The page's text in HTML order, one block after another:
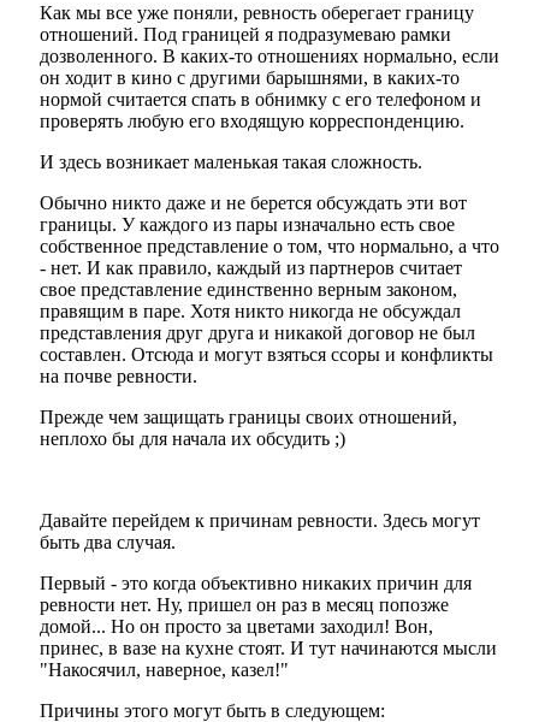
Как мы все уже поняли, ревность оберегает границу
отношений. Под границей я подразумеваю рамки
дозволенного. В каких-то отношениях нормально, если
он ходит в кино с другими барышнями, в каких-то
нормой считается спать в обнимку с его телефоном и
проверять любую его входящую корреспонденцию.
И здесь возникает маленькая такая сложность.
Обычно никто даже и не берется обсуждать эти вот
границы. У каждого из пары изначально есть свое
собственное представление о том, что нормально, а что
- нет. И как правило, каждый из партнеров считает
свое представление единственно верным законом,
правящим в паре. Хотя никто никогда не обсуждал
представления друг друга и никакой договор не был
составлен. Отсюда и могут взяться ссоры и конфликты
на почве ревности.
Прежде чем защищать границы своих отношений,
неплохо бы для начала их обсудить ;)
Давайте перейдем к причинам ревности. Здесь могут
быть два случая.
Первый - это когда объективно никаких причин для
ревности нет. Ну, пришел он раз в месяц попозже
домой... Но он просто за цветами заходил! Вон,
принес, в вазе на кухне стоят. И тут начинаются мысли
"Накосячил, наверное, казел!"
Причины этого могут быть в следующем: